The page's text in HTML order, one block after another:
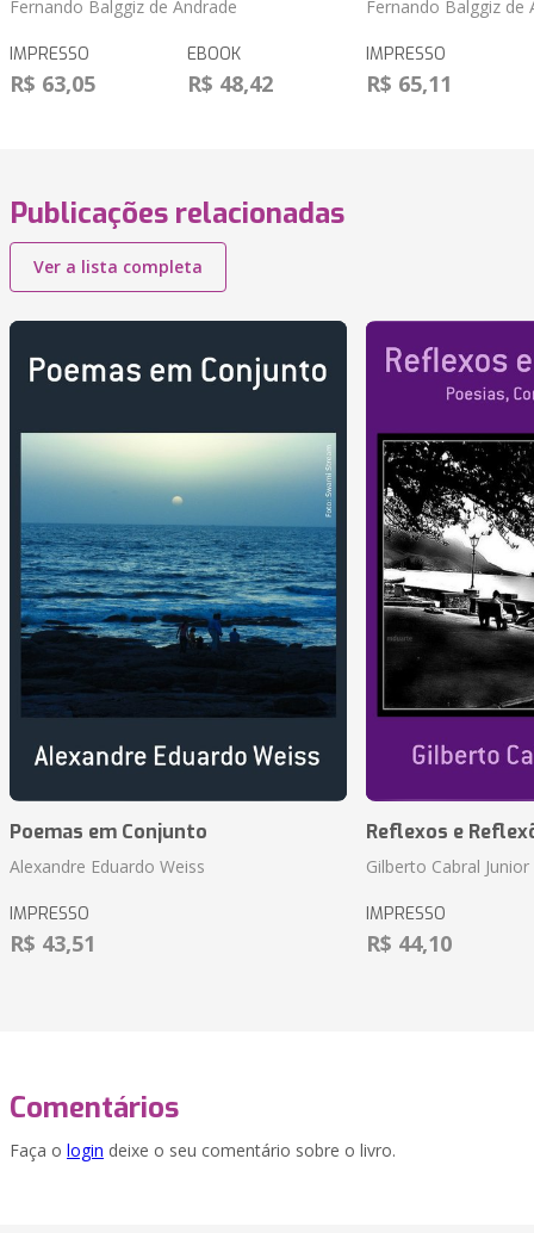
Fernando Balggiz de Andrade
IMPRESSO
R$ 63,05
EBOOK
R$ 48,42
Fernando Balggiz de
IMPRESSO
R$ 65,11
Publicações relacionadas
Ver a lista completa
Poemas em Conjunto
Alexandre Eduardo Weiss
IMPRESSO
R$ 43,51
Reflexos e
Gilberto Cabral Junior
IMPRESSO
R$ 44,10
Comentários
Faça o login deixe o seu comentário sobre o livro.